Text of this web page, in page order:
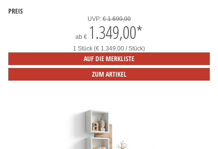
PREIS
UVP:€ 1.690,00
ab € 1.349,00*
1 Stück (€ 1.349,00 / Stück)
AUF DIE MERKLISTE
ZUM ARTIKEL